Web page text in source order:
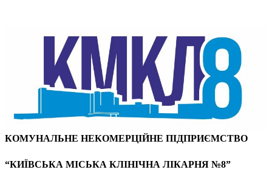
КОМУНАЛЬНЕ НЕКОМЕРЦІЙНЕ ПІДПРИЄМСТВО
“КИЇВСЬКА МІСЬКА КЛІНІЧНА ЛІКАРНЯ №8”